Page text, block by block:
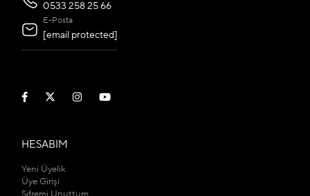
0533 258 25 66
E-Posta
[email protected]
HESABIM
Yeni Üyelik
Üye Girişi